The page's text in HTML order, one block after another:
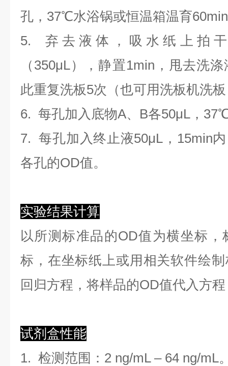
孔，37℃水浴锅或恒温箱温育
5. 弃去液体，吸水纸上拍
（350μL）
，静置1min，甩去洗
此重复洗板5次（也可用洗板机洗
6. 每孔加入底物A、B各50μL，
7. 每孔加入终止液50μL，15min
各孔的OD值。
实验结果计算
以所测标准品的OD值为横坐标，
标，在坐标纸上或用相关软件绘制
回归方程 ， 将样品的OD值代入方
试剂盒性能
1. 检测范围 ： 2 ng/mL –64 ng/mL